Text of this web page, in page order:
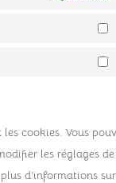
cookies. Vous
les réglages
d’informations